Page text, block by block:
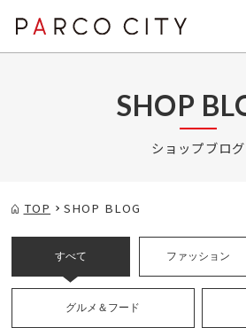
SHOP
ショップブログ
TOP SHOP BLOG
すべて ファッション
グルメ＆フード